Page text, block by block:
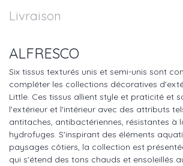
Livraison
ALFRESCO
Six tissus texturés unis et semi-unis sont
compléter les collections décoratives
Little. Ces tissus allient style et praticité et
l'extérieur et l'intérieur avec des attributs
antitaches, antibactériennes, résistantes à
hydrofuges. S'inspirant des éléments
paysages côtiers, la collection est
qui s'étend des tons chauds et ensoleillés